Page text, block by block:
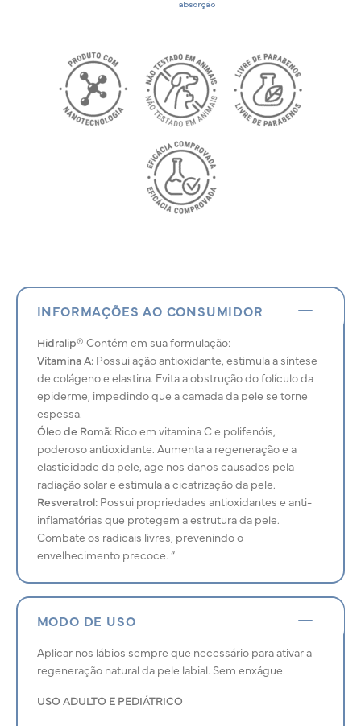
INFORMAÇÕES AO CONSUMIDOR
Hidralip® Contém em sua formulação:
Vitamina A:Possui ação antioxidante, estimula a síntese
de colágeno e elastina. Evita a obstrução do folículo da
epiderme, impedindo que a camada da pele se torne
espessa.
Óleo de Romã:Rico em vitamina C e polifenóis,
poderoso antioxidante. Aumenta a regeneração e a
elasticidade da pele, age nos danos causados pela
radiação solar e estimula a cicatrização da pele.
Resveratrol:Possui propriedades antioxidantes e anti-
inflamatórias que protegem a estrutura da pele.
Combate os radicais livres, prevenindo o
envelhecimento precoce. “
MODO DE USO
Aplicar nos lábios sempre que necessário para ativar a
regeneração natural da pele labial. Sem enxágue.
USO ADULTO E PEDIÁTRICO